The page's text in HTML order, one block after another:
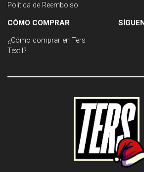
Política de Reembolso
CÓMO COMPRAR
¿Cómo comprar en Ters
Textil?